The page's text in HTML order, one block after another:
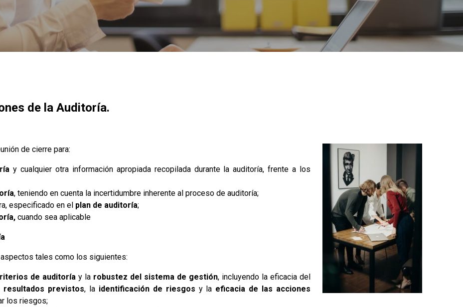
de la Auditoría.
de cierre para:
y cualquier otra información apropiada recopilada durante la auditoría, frente a los
, teniendo en cuenta la incertidumbre inherente al proceso de auditoría;
especificado en el plan de auditoría;
cuando sea aplicable
tales como los siguientes:
de auditoría y la robustez del sistema de gestión, incluyendo la eficacia del
resultados previstos, la identificación de riesgos y la eficacia de las acciones
los riesgos;